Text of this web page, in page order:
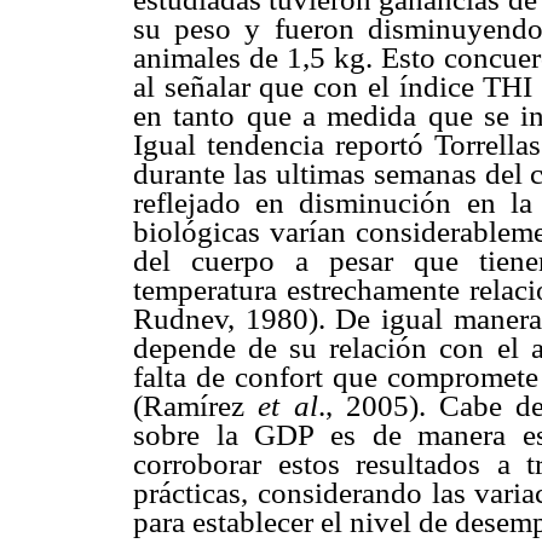
su peso y fueron
animales de 1,5 kg. Esto
al señalar que con el índice
en tanto que a medida que se
Igual tendencia reportó
durante las ultimas semanas
reflejado en disminución en
biológicas varían
del cuerpo a pesar que
temperatura estrechamente
Rudnev, 1980). De igual
depende de su relación con el
falta de confort que
(Ramírezet al., 2005). Cabe
sobre la GDP es de manera
corroborar estos resultados a
prácticas, considerando las
para establecer el nivel de